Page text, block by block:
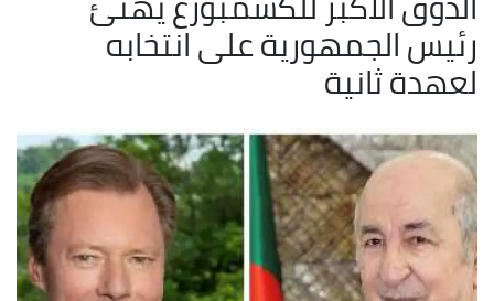
رئيس الجمهورية على انتخابه
لعهدة ثانية